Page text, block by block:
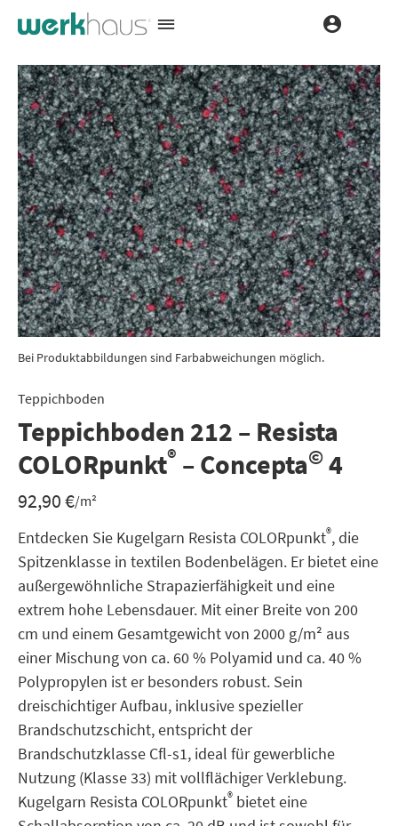
Bei Produktabbildungen sind Farbabweichungen möglich.
Teppichboden
Teppichboden 212 – Resista
COLORpunkt® – Concepta© 4
92,90€/m²
Entdecken Sie Kugelgarn Resista COLORpunkt®, die
Spitzenklasse in textilen Bodenbelägen. Er bietet eine
außergewöhnliche Strapazierfähigkeit und eine
extrem hohe Lebensdauer. Mit einer Breite von 200
cm und einem Gesamtgewicht von 2000 g/m² aus
einer Mischung von ca. 60 % Polyamid und ca. 40 %
Polypropylen ist er besonders robust. Sein
dreischichtiger Aufbau, inklusive spezieller
Brandschutzschicht, entspricht der
Brandschutzklasse Cfl-s1, ideal für gewerbliche
Nutzung (Klasse 33) mit vollflächiger Verklebung.
Kugelgarn Resista COLORpunkt® bietet eine